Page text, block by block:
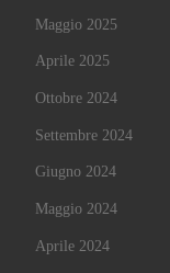
Maggio 2025
Aprile 2025
Ottobre 2024
Settembre 2024
Giugno 2024
Maggio 2024
Aprile 2024